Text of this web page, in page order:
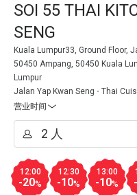
SOI 55 THAI
SENG
Kuala Lumpur33, Ground Floor,
50450 Ampang, 50450 Kuala
Lumpur
Jalan Yap Kwan Seng
Thai
营业时间
12:00
-20%
12:30
-10%
13:00
-10%